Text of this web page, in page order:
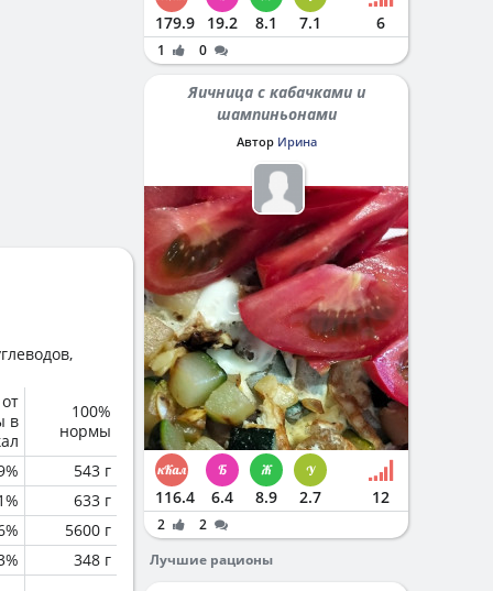
в
100%
нормы
543 г
633 г
5600 г
348 г
179.9 19.2 8.1 7.1 6
1 0
Яичница с кабачками и
шампиньонами
Автор Ирина
116.4 6.4 8.9 2.7 12
2
2
Лучшие рационы